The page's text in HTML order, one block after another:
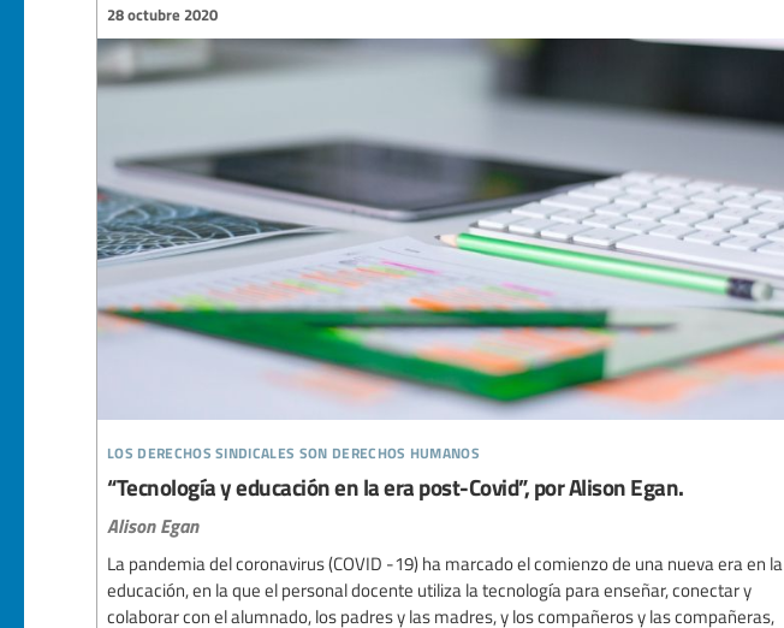
los derechos sindicales son derechos humanos
28 octubre 2020
“Tecnología y educación en la era post-Covid”, por Alison Egan.
Alison Egan
La pandemia del coronavirus (COVID -19) ha marcado el comienzo de una nueva era en la
educación, en la que el personal docente utiliza la tecnología para enseñar, conectar y
colaborar con el alumnado, los padres y las madres, y los compañeros y las compañeras,